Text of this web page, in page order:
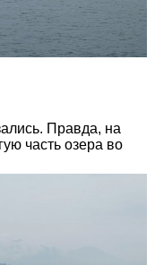
Правда, на
часть озера во